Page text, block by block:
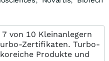
von 10 Kleinanlegern
Zertifikaten. Turbo-
Produkte und